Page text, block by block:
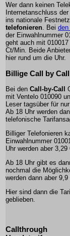
Wer dann keinen
Internetanschluss
ins nationale
telefonieren . Bei den
der Einwahlnummer
geht auch mit
Ct/Min. Beide
hier rund um die Uhr.
Billige Call by
Bei den Call-by-Call
mit Ventelo 010090
Leser tagsüber für
Ab 18 Uhr werden
telefonische
Billiger Telefonieren
Einwahlnummer
Uhr werden aber 3,29
Ab 18 Uhr gibt es
nochmal die
werden dann aber
Hier sind dann die
geblieben.
Callthrough